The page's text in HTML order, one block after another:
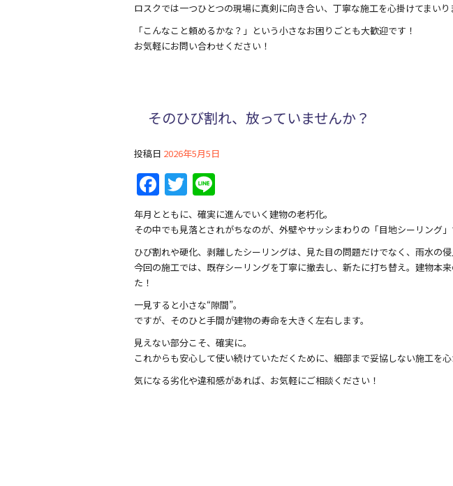
ロスクでは一つひとつの現場に真剣に向き合い、丁寧な施工を心掛けてまいり
「こんなこと頼めるかな？」という小さなお困りごとも大歓迎です！
お気軽にお問い合わせください！
そのひび割れ、放っていませんか？
投稿日 2026年5月5日
F
a
c
e
b
o
o
k
T
w
itt
er
n
e
年月とともに、確実に進んでいく建物の老朽化。
その中でも見落とされがちなのが、外壁やサッシまわりの「目地シーリング」
ひび割れや硬化、剥離したシーリングは、見た目の問題だけでなく、雨水の侵
今回の施工では、既存シーリングを丁寧に撤去し、新たに打ち替え。建物本
た！
一見すると小さな“隙間”。
ですが、そのひと手間が建物の寿命を大きく左右します。
見えない部分こそ、確実に。
これからも安心して使い続けていただくために、細部まで妥協しない施工を心
気になる劣化や違和感があれば、お気軽にご相談ください！